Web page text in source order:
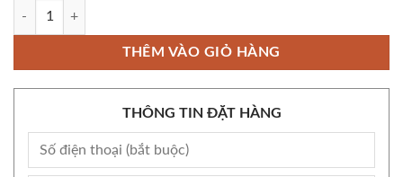
Gel sìn sú Vip cao thảo dược Ê Đê dạng gel bôi chính hãng giá rẻ số
THÊM VÀO GIỎ HÀNG
THÔNG TIN ĐẶT HÀNG